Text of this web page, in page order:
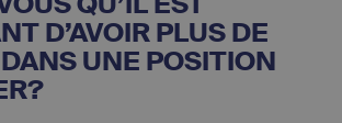
D’AVOIR PLUS DE
UNE POSITION